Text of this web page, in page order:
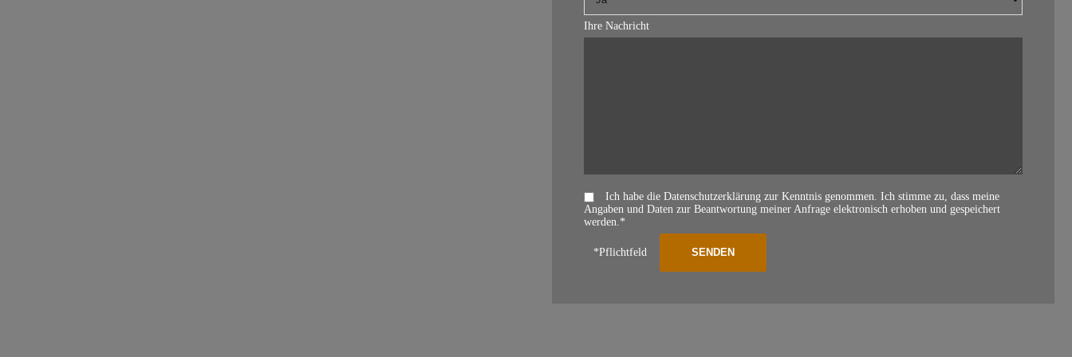
Ihre Nachricht
Ich habe die Datenschutzerklärung zur Kenntnis genommen. Ich stimme zu, dass meine
Angaben und Daten zur Beantwortung meiner Anfrage elektronisch erhoben und gespeichert
werden.*
*Pflichtfeld